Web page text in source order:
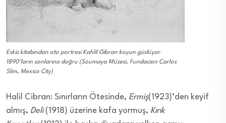
Eskiz kitabından oto portresi Kahlil Gibran koyun güdüyor
1890’ların sonlarına doğru (Soumaya Müzesi, Fundacion Carlos
Slim, Mexico City)
Halil Cibran: Sınırların Ötesinde, Ermiş(1923)’den keyif
almış, Deli(1918) üzerine kafa yormuş, Kırık